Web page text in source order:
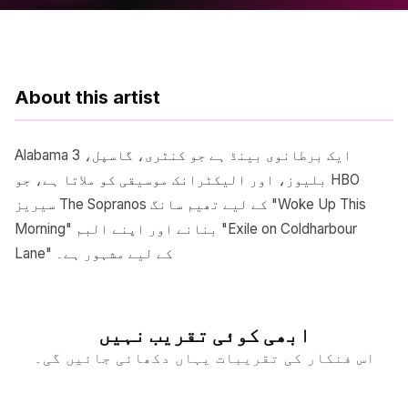
About this artist
Alabama 3 ایک برطانوی بینڈ ہے جو کنٹری، گاسپل،
بلیوز، اور الیکٹرانک موسیقی کو ملاتا ہے، جو HBO
سیریز The Sopranos کے لیے تھیم سانگ "Woke Up This
Morning" بنانے اور اپنے البم "Exile on Coldharbour
Lane" کے لیے مشہور ہے۔
ابھی کوئی تقریب نہیں
اس فنکار کی تقریبات یہاں دکھائی جائیں گی۔